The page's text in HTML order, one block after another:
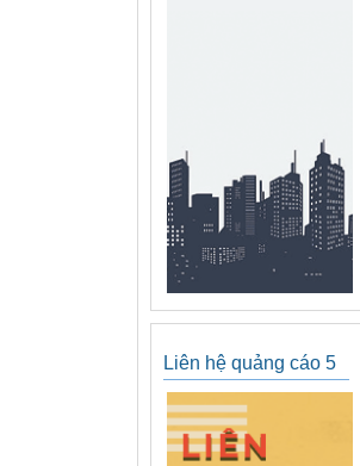
Liên hệ quảng cáo 5